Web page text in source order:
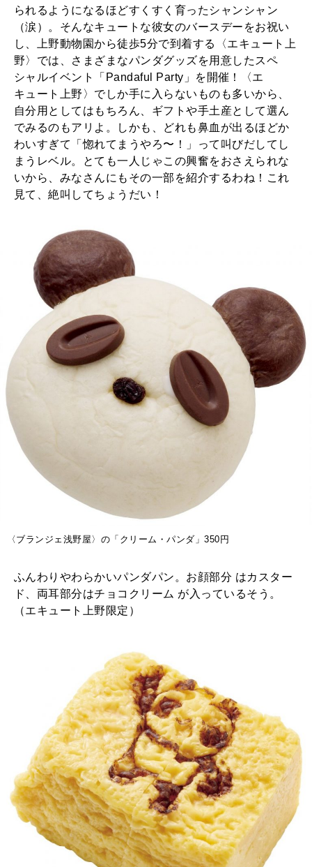
られるようになるほどすくすく育ったシャンシャン
（涙）。そんなキュートな彼女のバースデーをお祝い
し、上野動物園から徒歩5分で到着する〈エキュート上
野〉では、さまざまなパンダグッズを用意したスペ
シャルイベント「Pandaful Party」を開催！〈エ
キュート上野〉でしか手に入らないものも多いから、
自分用としてはもちろん、ギフトや手土産として選ん
でみるのもアリよ。しかも、どれも鼻血が出るほどか
わいすぎて「惚れてまうやろ〜！」って叫びだしてし
まうレベル。とても一人じゃこの興奮をおさえられな
いから、みなさんにもその一部を紹介するわね！これ
見て、絶叫してちょうだい！
〈ブランジェ浅野屋〉の「クリーム・パンダ」350円
ふんわりやわらかいパンダパン。お顔部分 はカスター
ド、両耳部分はチョコクリーム が入っているそう。
（エキュート上野限定）